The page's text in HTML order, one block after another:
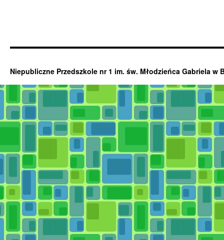
Niepubliczne Przedszkole nr 1 im. św. Młodzieńca Gabriela w